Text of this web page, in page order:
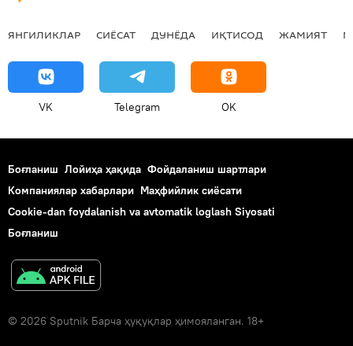
ЯНГИЛИКЛАР СИЁСАТ ДУНЁДА ИҚТИСОД ЖАМИЯТ
VK Telegram OK
Боғланиш Лойиҳа ҳақида Фойдаланиш шартлари
Компаниялар хабарлари Маҳфийлик сиёсати
Cookie-dan foydalanish va avtomatik loglash Siyosati
Боғланиш
© 2026 Sputnik Барча ҳуқуқлар ҳимояланган. 18+